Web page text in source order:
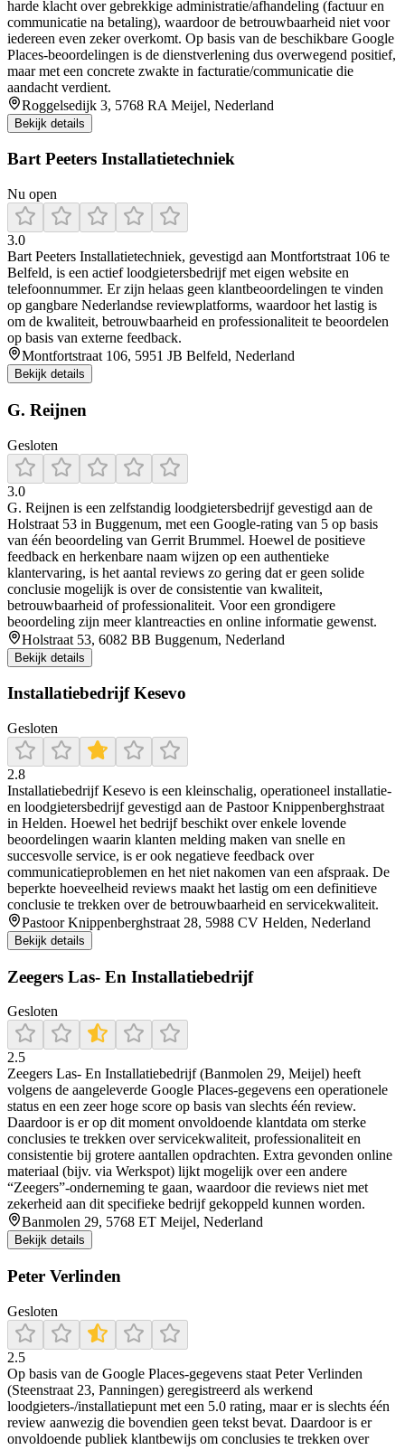
harde klacht over gebrekkige administratie/afhandeling (factuur en
communicatie na betaling), waardoor de betrouwbaarheid niet voor
iedereen even zeker overkomt. Op basis van de beschikbare Google
Places-beoordelingen is de dienstverlening dus overwegend positief,
maar met een concrete zwakte in facturatie/communicatie die
aandacht verdient.
Roggelsedijk 3, 5768 RA Meijel, Nederland
Bekijk details
Bart Peeters Installatietechniek
Nu open
3.0
Bart Peeters Installatietechniek, gevestigd aan Montfortstraat 106 te
Belfeld, is een actief loodgietersbedrijf met eigen website en
telefoonnummer. Er zijn helaas geen klantbeoordelingen te vinden
op gangbare Nederlandse reviewplatforms, waardoor het lastig is
om de kwaliteit, betrouwbaarheid en professionaliteit te beoordelen
op basis van externe feedback.
Montfortstraat 106, 5951 JB Belfeld, Nederland
Bekijk details
G. Reijnen
Gesloten
3.0
G. Reijnen is een zelfstandig loodgietersbedrijf gevestigd aan de
Holstraat 53 in Buggenum, met een Google‑rating van 5 op basis
van één beoordeling van Gerrit Brummel. Hoewel de positieve
feedback en herkenbare naam wijzen op een authentieke
klantervaring, is het aantal reviews zo gering dat er geen solide
conclusie mogelijk is over de consistentie van kwaliteit,
betrouwbaarheid of professionaliteit. Voor een grondigere
beoordeling zijn meer klantreacties en online informatie gewenst.
Holstraat 53, 6082 BB Buggenum, Nederland
Bekijk details
Installatiebedrijf Kesevo
Gesloten
2.8
Installatiebedrijf Kesevo is een kleinschalig, operationeel installatie-
en loodgietersbedrijf gevestigd aan de Pastoor Knippenberghstraat
in Helden. Hoewel het bedrijf beschikt over enkele lovende
beoordelingen waarin klanten melding maken van snelle en
succesvolle service, is er ook negatieve feedback over
communicatieproblemen en het niet nakomen van een afspraak. De
beperkte hoeveelheid reviews maakt het lastig om een definitieve
conclusie te trekken over de betrouwbaarheid en servicekwaliteit.
Pastoor Knippenberghstraat 28, 5988 CV Helden, Nederland
Bekijk details
Zeegers Las- En Installatiebedrijf
Gesloten
2.5
Zeegers Las- En Installatiebedrijf (Banmolen 29, Meijel) heeft
volgens de aangeleverde Google Places-gegevens een operationele
status en een zeer hoge score op basis van slechts één review.
Daardoor is er op dit moment onvoldoende klantdata om sterke
conclusies te trekken over servicekwaliteit, professionaliteit en
consistentie bij grotere aantallen opdrachten. Extra gevonden online
materiaal (bijv. via Werkspot) lijkt mogelijk over een andere
“Zeegers”-onderneming te gaan, waardoor die reviews niet met
zekerheid aan dit specifieke bedrijf gekoppeld kunnen worden.
Banmolen 29, 5768 ET Meijel, Nederland
Bekijk details
Peter Verlinden
Gesloten
2.5
Op basis van de Google Places-gegevens staat Peter Verlinden
(Steenstraat 23, Panningen) geregistreerd als werkend
loodgieters-/installatiepunt met een 5.0 rating, maar er is slechts één
review aanwezig die bovendien geen tekst bevat. Daardoor is er
onvoldoende publiek klantbewijs om conclusies te trekken over